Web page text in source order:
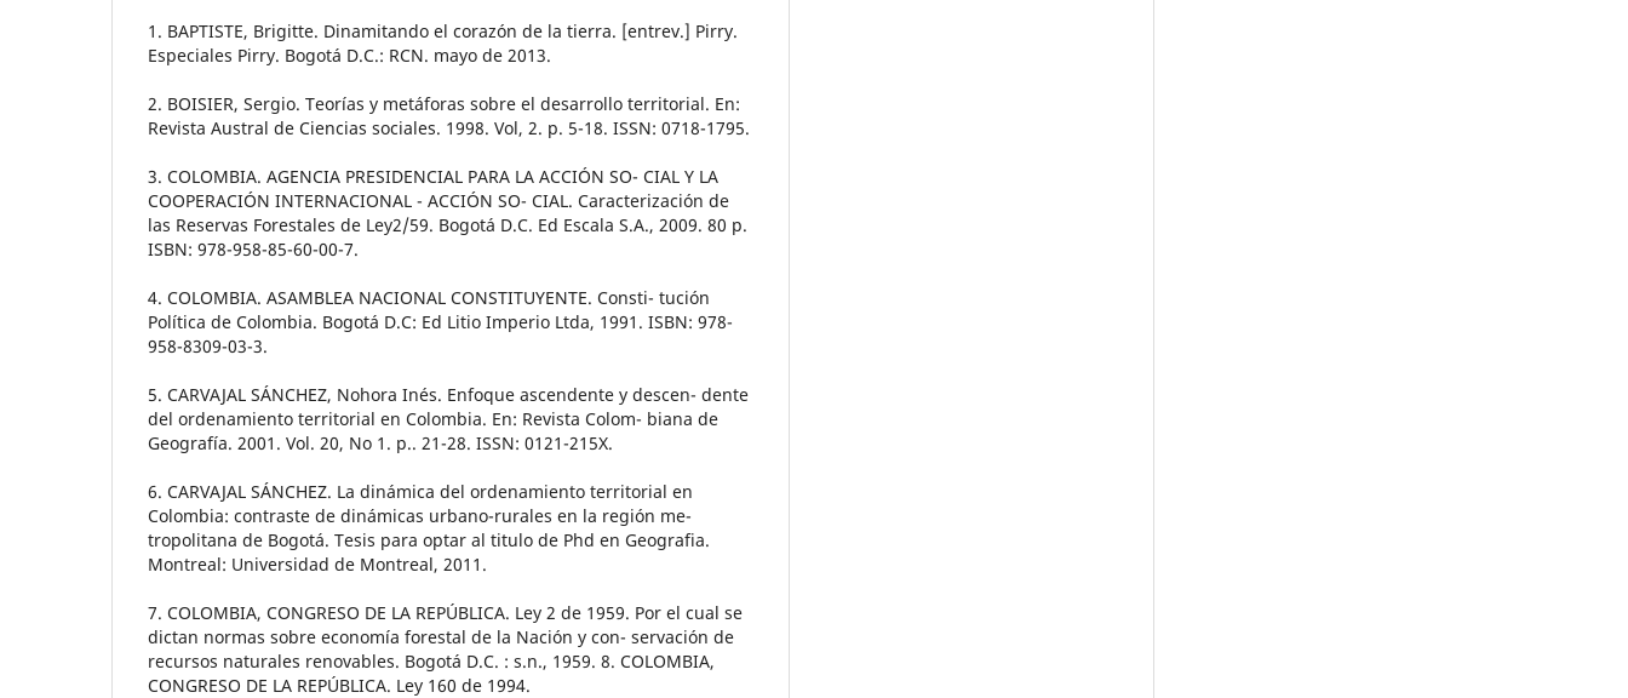
1. BAPTISTE, Brigitte. Dinamitando el corazón de la tierra. [entrev.] Pirry.
Especiales Pirry. Bogotá D.C.: RCN. mayo de 2013.
2. BOISIER, Sergio. Teorías y metáforas sobre el desarrollo territorial. En:
Revista Austral de Ciencias sociales. 1998. Vol, 2. p. 5-18. ISSN: 0718-1795.
3. COLOMBIA. AGENCIA PRESIDENCIAL PARA LA ACCIÓN SO- CIAL Y LA
COOPERACIÓN INTERNACIONAL - ACCIÓN SO- CIAL. Caracterización de
las Reservas Forestales de Ley2/59. Bogotá D.C. Ed Escala S.A., 2009. 80 p.
ISBN: 978-958-85-60-00-7.
4. COLOMBIA. ASAMBLEA NACIONAL CONSTITUYENTE. Consti- tución
Política de Colombia. Bogotá D.C: Ed Litio Imperio Ltda, 1991. ISBN: 978-
958-8309-03-3.
5. CARVAJAL SÁNCHEZ, Nohora Inés. Enfoque ascendente y descen- dente
del ordenamiento territorial en Colombia. En: Revista Colom- biana de
Geografía. 2001. Vol. 20, No 1. p.. 21-28. ISSN: 0121-215X.
6. CARVAJAL SÁNCHEZ. La dinámica del ordenamiento territorial en
Colombia: contraste de dinámicas urbano-rurales en la región me-
tropolitana de Bogotá. Tesis para optar al titulo de Phd en Geografia.
Montreal: Universidad de Montreal, 2011.
7. COLOMBIA, CONGRESO DE LA REPÚBLICA. Ley 2 de 1959. Por el cual se
dictan normas sobre economía forestal de la Nación y con- servación de
recursos naturales renovables. Bogotá D.C. : s.n., 1959. 8. COLOMBIA,
CONGRESO DE LA REPÚBLICA. Ley 160 de 1994.